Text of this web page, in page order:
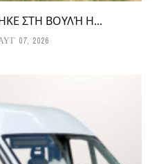
ΣΤΗ ΒΟΥΛΉ Η...
07, 2026